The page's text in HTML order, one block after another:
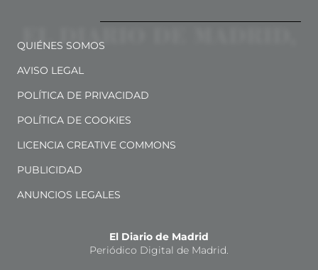
QUIÉNES SOMOS
AVISO LEGAL
POLÍTICA DE PRIVACIDAD
POLÍTICA DE COOKIES
LICENCIA CREATIVE COMMONS
PUBLICIDAD
ANUNCIOS LEGALES
El Diario de Madrid
Periódico Digital de Madrid.